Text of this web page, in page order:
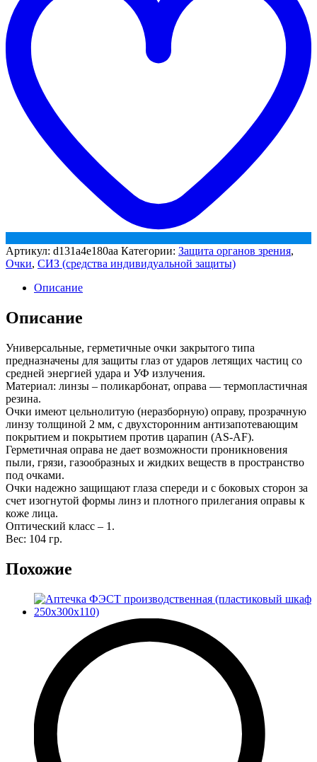
Артикул: d131a4e180aa Категории: Защита органов зрения,
Очки, СИЗ (средства индивидуальной защиты)
Описание
Описание
Универсальные, герметичные очки закрытого типа
предназначены для защиты глаз от ударов летящих частиц со
средней энергией удара и УФ излучения.
Материал: линзы – поликарбонат, оправа — термопластичная
резина.
Очки имеют цельнолитую (неразборную) оправу, прозрачную
линзу толщиной 2 мм, с двухсторонним антизапотевающим
покрытием и покрытием против царапин (AS-AF).
Герметичная оправа не дает возможности проникновения
пыли, грязи, газообразных и жидких веществ в пространство
под очками.
Очки надежно защищают глаза спереди и с боковых сторон за
счет изогнутой формы линз и плотного прилегания оправы к
коже лица.
Оптический класс – 1.
Вес: 104 гр.
Похожие